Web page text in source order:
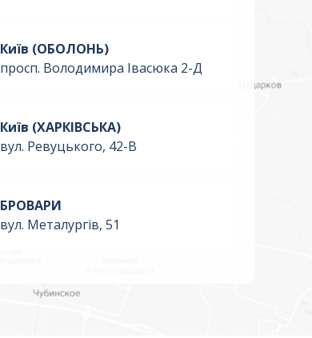
Київ (ОБОЛОНЬ)
просп. Володимира Івасюка 2-Д
Київ (ХАРКІВСЬКА)
вул. Ревуцького, 42-В
БРОВАРИ
вул. Металургів, 51